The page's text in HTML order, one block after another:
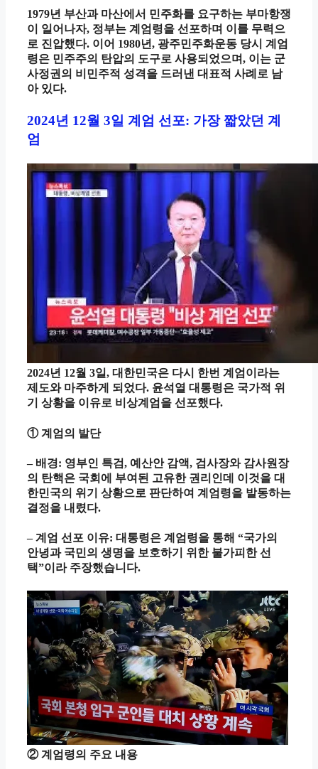
1979년 부산과 마산에서 민주화를 요구하는 부마항쟁
이 일어나자, 정부는 계엄령을 선포하며 이를 무력으
로 진압했다. 이어 1980년, 광주민주화운동 당시 계엄
령은 민주주의 탄압의 도구로 사용되었으며, 이는 군
사정권의 비민주적 성격을 드러낸 대표적 사례로 남
아 있다.
2024년 12월 3일 계엄 선포: 가장 짧았던 계
엄
2024년 12월 3일, 대한민국은 다시 한번 계엄이라는
제도와 마주하게 되었다. 윤석열 대통령은 국가적 위
기 상황을 이유로 비상계엄을 선포했다.
① 계엄의 발단
– 배경: 영부인 특검, 예산안 감액, 검사장와 감사원장
의 탄핵은 국회에 부여된 고유한 권리인데 이것을 대
한민국의 위기 상황으로 판단하여 계엄령을 발동하는
결정을 내렸다.
– 계엄 선포 이유: 대통령은 계엄령을 통해 “국가의
안녕과 국민의 생명을 보호하기 위한 불가피한 선
택”이라 주장했습니다.
② 계엄령의 주요 내용